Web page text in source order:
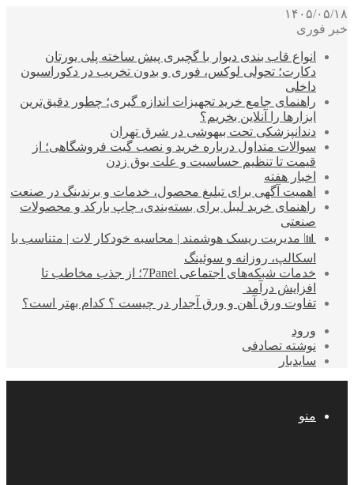
۱۴۰۵/۰۵/۱۸
خبر فوری
انواع قاب بندی دیوار با گچبری پیش ساخته پلی یورتان
دکارت؛ تحولی لوکس، فوری و بدون تخریب در دکوراسیون
داخلی
راهنمای جامع خرید تجهیزات اندازه گیری؛ چطور دقیق‌ترین
ابزارها را آنلاین بخریم؟
دندانپزشکی تحت بیهوشی در شرق تهران
سوالات متداول درباره خرید و نصب گیت فروشگاهی؛ از
قیمت تا تنظیم حساسیت و علت بوق زدن
اخبار هفته
اهمیت آگهی برای تبلیغ محصول، خدمات و برندینگ در صنعت
راهنمای خرید لیبل برای بسته‌بندی، چاپ بارکد و محصولات
صنعتی
📊 مدیریت ریسک هوشمند | محاسبه خودکار لات | متناسب با
اسکالپ، روزانه و سوئینگ
خدمات شبکه‌های اجتماعی 7Panel؛ از جذب مخاطب تا
افزایش درآمد
تفاوت ورق آهن و ورق آجدار در چیست ؟ کدام بهتر است؟
ورود
نوشته تصادفی
سایدبار
منو